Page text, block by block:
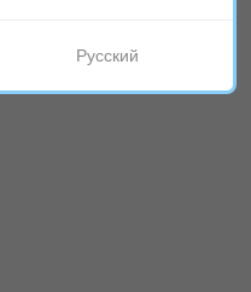
Русский